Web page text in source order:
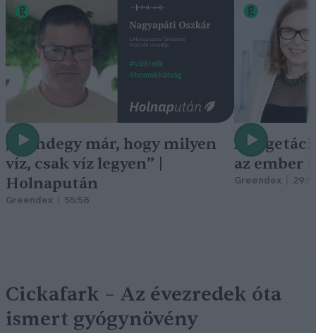
„Mindegy már, hogy milyen
víz, csak víz legyen” |
Holnapután
Greendex 55:58
A
az ember
Greendex
Cickafark – Az évezredek óta
ismert gyógynövény